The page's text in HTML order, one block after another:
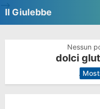
Il Giulebbe
Nessun
dolci
.